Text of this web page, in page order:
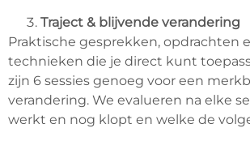
Traject & blijvende verandering
Praktische gesprekken, opdrachten
technieken die je direct kunt
zijn 6 sessies genoeg voor een
verandering. We evalueren na elke
werkt en nog klopt en welke de